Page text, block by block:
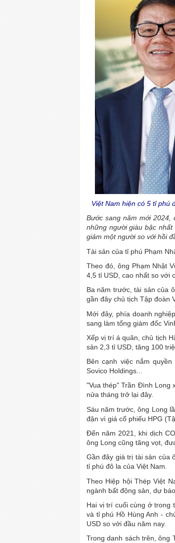
Việt Nam hiện có 5 tỉ phú
Bước sang năm mới 2024,
những người giàu bậc
giảm một người so với hồi
Tài sản của tỉ phú Phạm
Theo đó, ông Phạm Nhật
4,5 tỉ USD, cao nhất so với
Ba năm trước, tài sản của
gần đây chủ tịch Tập đoàn
Mới đây, phía doanh
sang làm tổng giám đốc
Xếp vị trí á quân, chủ tịch
sản 2,3 tỉ USD, tăng 100
Bên cạnh việc nắm
Sovico Holdings...
"Vua thép" Trần Đình Long
nửa tháng trở lại đây.
Sáu năm trước, ông Long
đận vì giá cổ phiếu HPG
Đến năm 2021, khi dịch
ông Long cũng tăng vọt,
Gần đây giá trị tài sản của
tỉ phú đô la của Việt Nam.
Theo Hiệp hội Thép Việt
ngành bất động sản, dự
Hai vị trí cuối cùng ở trong
và tỉ phú Hồ Hùng Anh -
USD so với đầu năm nay.
Trong danh sách trên, ông